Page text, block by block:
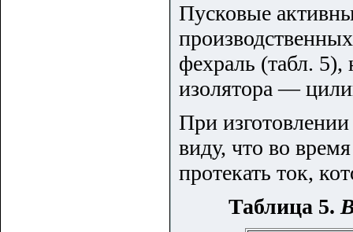
Пусковые
фехраль (табл. 5),
изолятора —
При
виду, что во
протекать ток,
Таблица 5.